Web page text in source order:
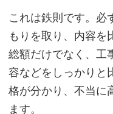
これは鉄則です。必
もりを取り、内容を
総額だけでなく、工
容などをしっかりと
格が分かり、不当に
ます。